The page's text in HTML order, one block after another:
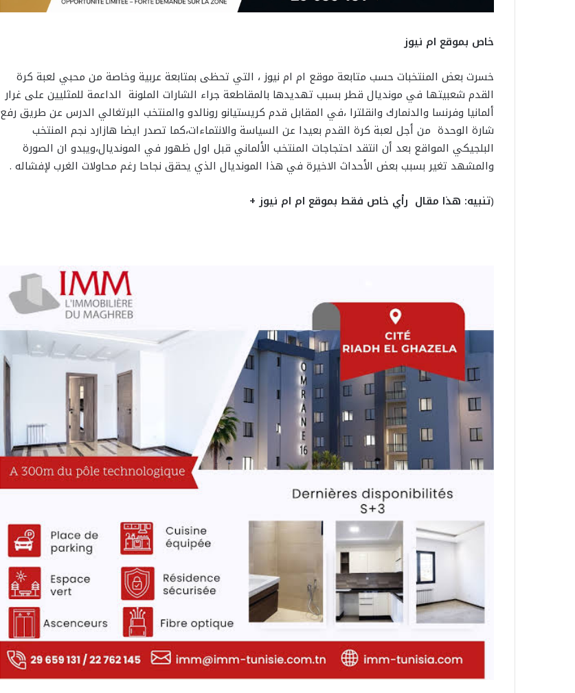
خاص بموقع ام نيوز
خسرت بعض المنتخبات حسب متابعة موقع ام ام نيوز ، التي تحظى بمتابعة عربية وخاصة من محبي لعبة كرة
القدم شعبيتها في مونديال قطر بسبب تهديدها بالمقاطعة جراء الشارات الملونة الداعمة للمثليين على غرار
ألمانيا وفرنسا والدنمارك وانقلترا ،في المقابل قدم كريستيانو رونالدو والمنتخب البرتغالي الدرس عن طريق رفع
شارة الوحدة من أجل لعبة كرة القدم بعيدا عن السياسة والانتماءات،كما تصدر ايضا هازارد نجم المنتخب
البلجيكي المواقع بعد أن انتقد احتجاجات المنتخب الألماني قبل اول ظهور في المونديال،ويبدو ان الصورة
والمشهد تغير بسبب بعض الأحداث الاخيرة في هذا المونديال الذي يحقق نجاحا رغم محاولات الغرب لإفشاله .
(تنبيه: هذا مقال رأي خاص فقط بموقع ام ام نيوز +